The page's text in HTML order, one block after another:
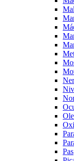
Pas